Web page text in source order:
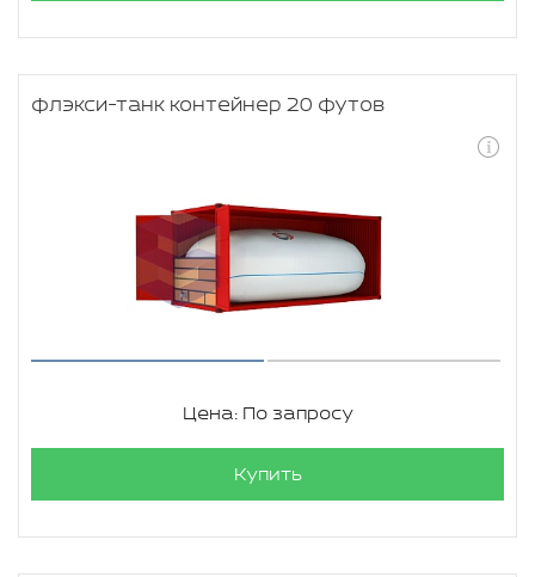
флэкси-танк контейнер 20 футов
Цена: По запросу
Купить